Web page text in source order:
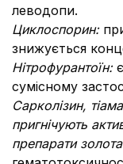
леводопи.
Циклоспорин:
знижується
Нітрофурантоїн:
сумісному
Сарколізин,
пригнічують
препарати